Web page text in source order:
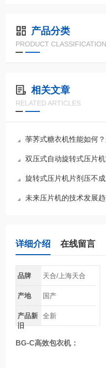
产品分类
PRODUCT CLASSIFICATION
相关文章
RELATED ARTICLES
荸荠式糖衣机性能如何
双压式自动旋转式压片
旋转式压片机片剂压不
未来压片机的技术发展
详细介绍 在线留言
品牌 天合/上海天合
产地 国产
产品新
旧
全新
BG-C高效包衣机：